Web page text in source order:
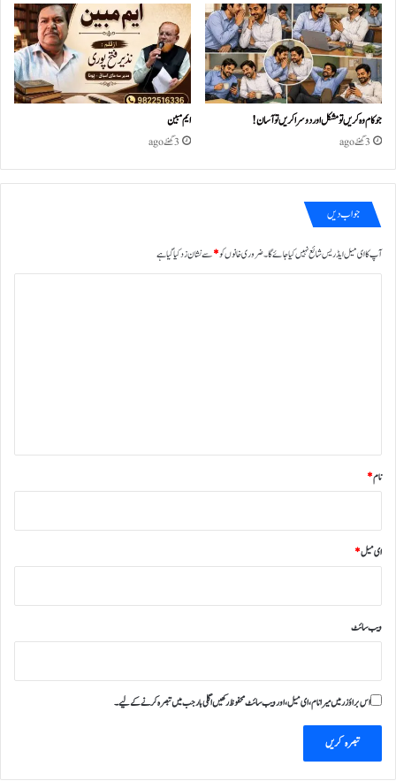
جو کام وہ کریں تو مشکل اور دوسرا کریں تو آسان !
3 گھنٹے ago
ایم مبین
3 گھنٹے ago
جواب دیں
آپ کا ای میل ایڈریس شائع نہیں کیا جائے گا۔ضروری خانوں کو*سے نشان زد کیا گیا ہے
نام*
ای میل*
ویب‌ سائٹ
اس براؤزر میں میرا نام، ای میل، اور ویب سائٹ محفوظ رکھیں اگلی بار جب میں تبصرہ کرنے کےلیے۔